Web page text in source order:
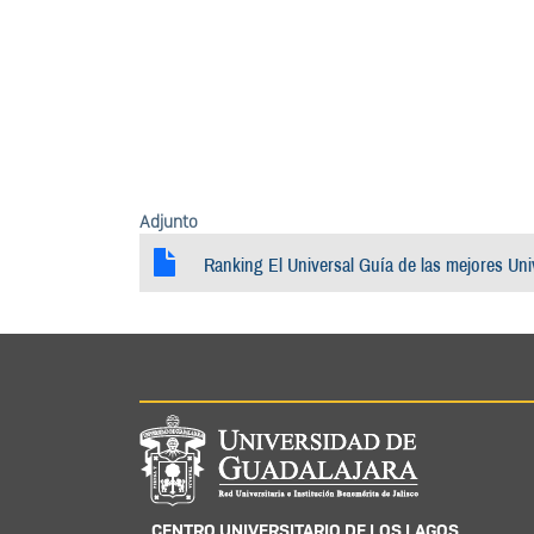
Adjunto
Ranking El Universal Guía de las mejores
Información del portal